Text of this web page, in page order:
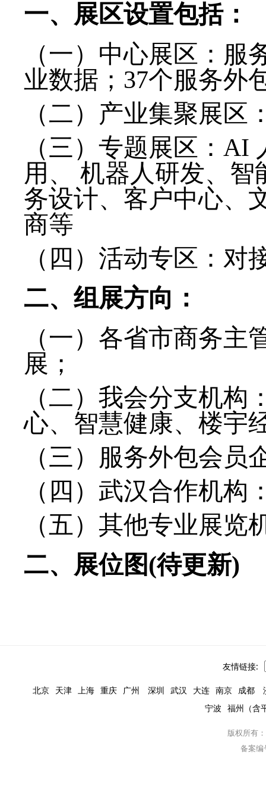
一、展区设置包括：
（一）中心展区：
业数据； 37个服务外
（二）产业集聚展
（三）专题展区： AI
用、 机器人研发、
务设计、客户中心、
商等
（四）活动专区：
二、组展方向：
（一）各省市商务
展；
（二）我会分支机
心、智慧健康、楼宇
（三）服务外包会员
（四）武汉合作机
（五）其他专业展览
二、展位图(待更新)
友情链接:
北京 天津 上海 重庆 广州 深圳 武汉 大连 南京 成都
宁波 福州（含
版权所有
备案编